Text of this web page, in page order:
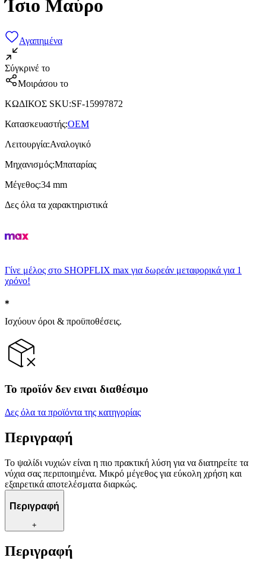
Ίσιο Μαύρο
Αγαπημένα
Σύγκρινέ το
Μοιράσου το
ΚΩΔΙΚΟΣ SKU:SF-15997872
Κατασκευαστής:OEM
Λειτουργία:Αναλογικό
Μηχανισμός:Μπαταρίας
Μέγεθος:34 mm
Δες όλα τα χαρακτηριστικά
Γίνε μέλος στο SHOPFLIX max για δωρεάν μεταφορικά για 1
χρόνο!
Ισχύουν όροι & προϋποθέσεις.
Το προϊόν δεν ειναι διαθέσιμο
Δες όλα τα προϊόντα της κατηγορίας
Περιγραφή
Το ψαλίδι νυχιών είναι η πιο πρακτική λύση για να διατηρείτε τα
νύχια σας περιποιημένα. Μικρό μέγεθος για εύκολη χρήση και
εξαιρετικά αποτελέσματα διαρκώς.
Περιγραφή
+
Περιγραφή